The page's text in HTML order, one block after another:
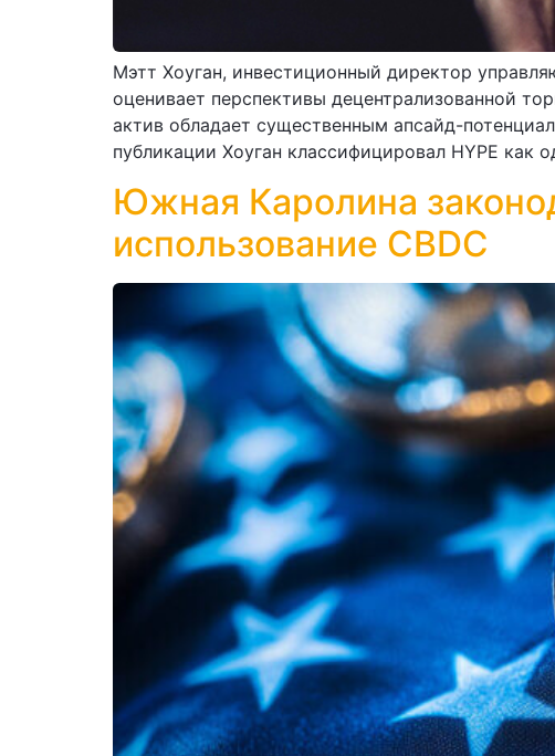
Мэтт Хоуган, инвестиционный директор
оценивает перспективы децентрализованной
актив обладает существенным апсайд-
публикации Хоуган классифицировал HYPE
Южная Каролина
использование CBDC